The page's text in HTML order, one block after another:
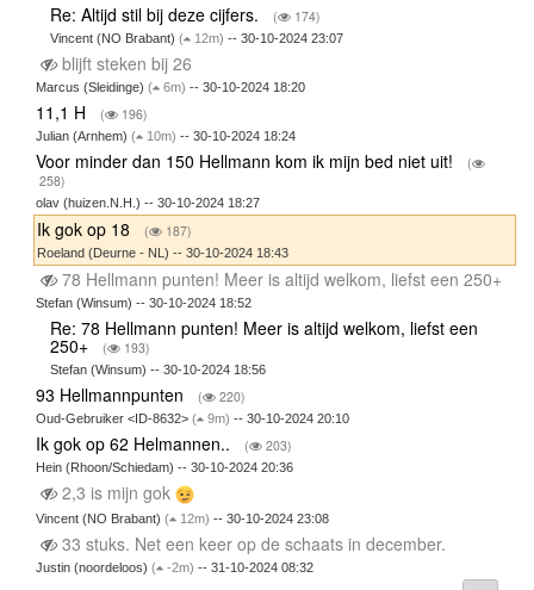
Re: Altijd stil bij deze cijfers. ( 174)
Vincent (NO Brabant)( 12m) -- 30-10-2024 23:07
blijft steken bij 26
Marcus (Sleidinge) ( 6m) -- 30-10-2024 18:20
11,1 H ( 196)
Julian (Arnhem) ( 10m) -- 30-10-2024 18:24
Voor minder dan 150 Hellmann kom ik mijn bed niet uit!
(
258)
olav (huizen.N.H.) -- 30-10-2024 18:27
Ik gok op 18 ( 187)
Roeland (Deurne - NL) -- 30-10-2024 18:43
78 Hellmann punten! Meer is altijd welkom, liefst een 250+
Stefan (Winsum) -- 30-10-2024 18:52
Re: 78 Hellmann punten! Meer is altijd welkom, liefst een
250+ ( 193)
Stefan (Winsum) -- 30-10-2024 18:56
93 Hellmannpunten ( 220)
Oud-Gebruiker <ID-8632> ( 9m) -- 30-10-2024 20:10
Ik gok op 62 Helmannen.. ( 203)
Hein (Rhoon/Schiedam) -- 30-10-2024 20:36
2,3 is mijn gok
Vincent (NO Brabant) ( 12m) -- 30-10-2024 23:08
33 stuks. Net een keer op de schaats in december.
Justin (noordeloos) ( -2m) -- 31-10-2024 08:32